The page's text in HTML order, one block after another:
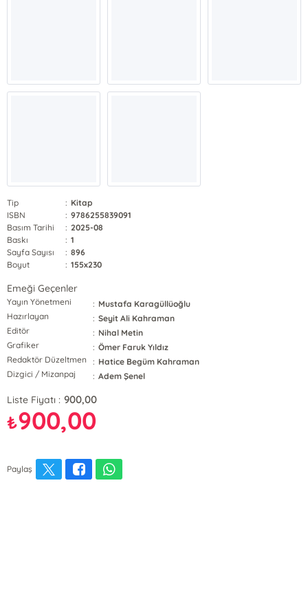
Tip : Kitap
ISBN
: 9786255839091
Basım Tarihi
: 2025-08
Baskı
: 1
Sayfa Sayısı
: 896
Boyut
: 155x230
Emeği Geçenler
Yayın Yönetmeni : Mustafa Karagüllüoğlu
Hazırlayan
: Seyit Ali Kahraman
Editör
: Nihal Metin
Grafiker
: Ömer Faruk Yıldız
Redaktör Düzeltmen
: Hatice Begüm Kahraman
Dizgici / Mizanpaj
: Adem Şenel
Liste Fiyatı : 900,00
₺900,00
Paylaş